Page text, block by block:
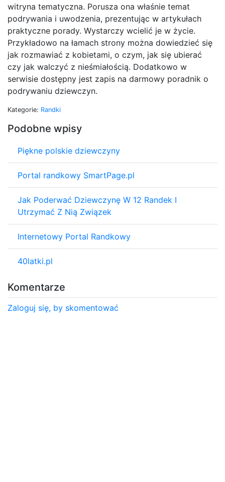
witryna tematyczna. Porusza ona właśnie temat
podrywania i uwodzenia, prezentując w artykułach
praktyczne porady. Wystarczy wcielić je w życie.
Przykładowo na łamach strony można dowiedzieć się
jak rozmawiać z kobietami, o czym, jak się ubierać
czy jak walczyć z nieśmiałością. Dodatkowo w
serwisie dostępny jest zapis na darmowy poradnik o
podrywaniu dziewczyn.
Kategorie: Randki
Podobne wpisy
Piękne polskie dziewczyny
Portal randkowy SmartPage.pl
Jak Poderwać Dziewczynę W 12 Randek I
Utrzymać Z Nią Związek
Internetowy Portal Randkowy
40latki.pl
Komentarze
Zaloguj się, by skomentować